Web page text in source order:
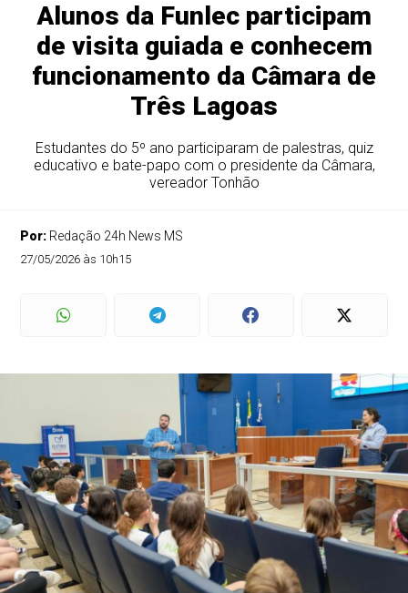
Alunos da Funlec participam
de visita guiada e conhecem
funcionamento da Câmara de
Três Lagoas
Estudantes do 5º ano participaram de palestras, quiz
educativo e bate-papo com o presidente da Câmara,
vereador Tonhão
Por: Redação 24h News MS
27/05/2026 às 10h15